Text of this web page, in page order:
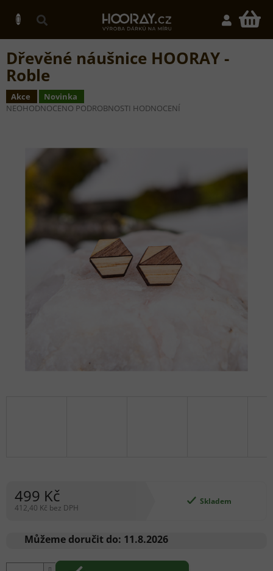
obsah
Dřevěné náušnice HOORAY -
Roble
Akce Novinka
PRŮMĚRNÉ
NEOHODNOCENO PODROBNOSTI HODNOCENÍ
499 Kč
412,40 Kč bez DPH
cena:
Skladem
Můžeme doručit do: 11.8.2026